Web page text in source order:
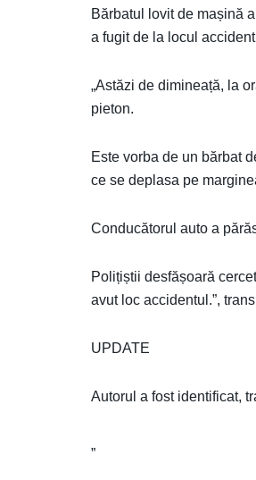
Bărbatul lovit de mașină
a fugit de la locul
„Astăzi de dimineață, la
pieton.
Este vorba de un bărbat
ce se deplasa pe
Conducătorul auto a
Polițiștii desfășoară
avut loc accidentul.”,
UPDATE
Autorul a fost identificat,
„